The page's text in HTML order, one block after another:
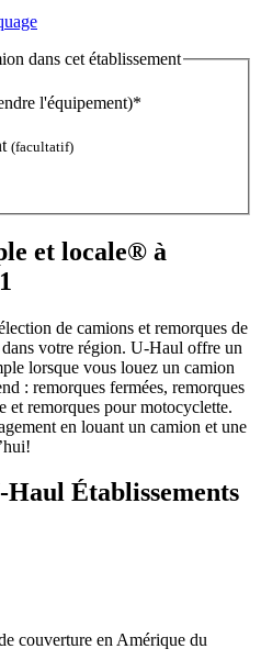
dans cet établissement
l'équipement)*
(facultatif)
et locale® à
de camions et remorques de
votre région. U-Haul offre un
lorsque vous louez un camion
: remorques fermées, remorques
et remorques pour motocyclette.
en louant un camion et une
Haul Établissements
couverture en Amérique du